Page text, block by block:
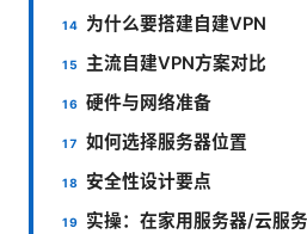
为什么要搭建自建VPN
主流自建VPN方案对比
硬件与网络准备
如何选择服务器位置
安全性设计要点
实操：在家用服务器/云服